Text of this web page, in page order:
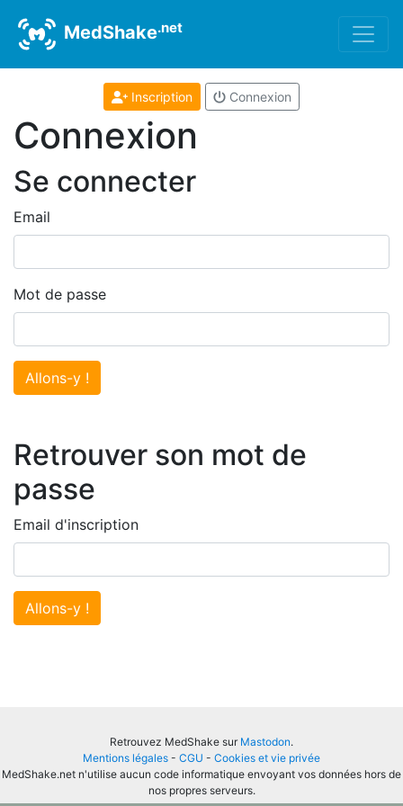
MedShake.net
Inscription Connexion
Connexion
Se connecter
Email
Mot de passe
Allons-y !
Retrouver son mot de
passe
Email d'inscription
Allons-y !
Retrouvez MedShake sur Mastodon.
Mentions légales - CGU - Cookies et vie privée
MedShake.net n'utilise aucun code informatique envoyant vos données hors de
nos propres serveurs.